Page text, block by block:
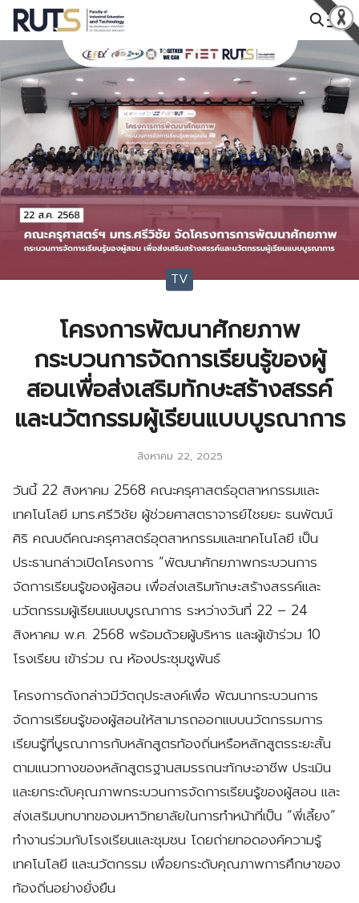
Skip
TV
โครงการพัฒนาศักยภาพ
กระบวนการจัดการเรียนรู้ของผู้
สอนเพื่อส่งเสริมทักษะสร้างสรรค์
และนวัตกรรมผู้เรียนแบบบูรณาการ
สิงหาคม 22, 2025
วันนี้ 22 สิงหาคม 2568 คณะครุศาสตร์อุตสาหกรรมและ
เทคโนโลยี มทร.ศรีวิชัย ผู้ช่วยศาสตราจารย์ไชยยะ ธนพัฒน์
ศิริ คณบดีคณะครุศาสตร์อุตสาหกรรมและเทคโนโลยี เป็น
ประธานกล่าวเปิดโครงการ “พัฒนาศักยภาพกระบวนการ
จัดการเรียนรู้ของผู้สอน เพื่อส่งเสริมทักษะสร้างสรรค์และ
นวัตกรรมผู้เรียนแบบบูรณาการ ระหว่างวันที่ 22 – 24
สิงหาคม พ.ศ. 2568 พร้อมด้วยผู้บริหาร และผู้เข้าร่วม 10
โรงเรียน เข้าร่วม ณ ห้องประชุมชูพันธ์
โครงการดังกล่าวมีวัตถุประสงค์เพื่อ พัฒนากระบวนการ
จัดการเรียนรู้ของผู้สอนให้สามารถออกแบบนวัตกรรมการ
เรียนรู้ที่บูรณาการกับหลักสูตรท้องถิ่นหรือหลักสูตรระยะสั้น
ตามแนวทางของหลักสูตรฐานสมรรถนะทักษะอาชีพ ประเมิน
และยกระดับคุณภาพกระบวนการจัดการเรียนรู้ของผู้สอน และ
ส่งเสริมบทบาทของมหาวิทยาลัยในการทำหน้าที่เป็น “พี่เลี้ยง”
ทำงานร่วมกับโรงเรียนและชุมชน โดยถ่ายทอดองค์ความรู้
เทคโนโลยี และนวัตกรรม เพื่อยกระดับคุณภาพการศึกษาของ
ท้องถิ่นอย่างยั่งยืน